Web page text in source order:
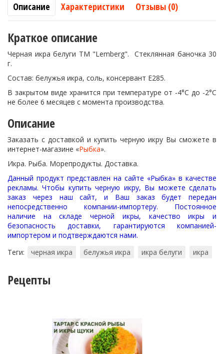
Описание
Характеристики Отзывы (0)
Краткое описание
Черная икра белуги TM "Lemberg". Стеклянная баночка 30
г.
Состав: белужья икра, соль, консервант Е285.
В закрытом виде хранится при температуре от -4°С до -2°С
не более 6 месяцев с момента производства.
Описание
Заказать с доставкой и купить черную икру Вы сможете в
интернет-магазине «Рыбка».
Икра. Рыба. Морепродукты. Доставка.
Данный продукт представлен на сайте «Рыбка» в качестве
рекламы. Чтобы купить черную икру, Вы можете сделать
заказ через наш сайт, и Ваш заказ будет передан
непосредственно компании-импортеру. Постоянное
наличие на складе черной икры, качество икры и
безопасность доставки, гарантируются компанией-
импортером и подтверждаются нами.
Теги:
черная икра белужья икра икра белуги икра
Рецепты